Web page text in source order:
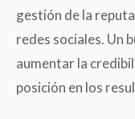
gestión de la
redes sociales. Un
aumentar la
posición en los